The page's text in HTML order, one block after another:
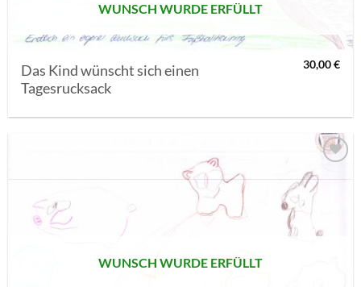
WUNSCH WURDE ERFÜLLT
Das Kind wünscht sich einen
Tagesrucksack
30,00€
AUF MEINE
MERKLISTE
SETZEN
WUNSCH WURDE ERFÜLLT